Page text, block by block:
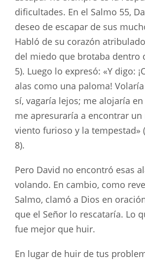
dificultades. En el Salmo 55,
deseo de escapar de sus
Habló de su corazón
del miedo que brotaba dentro
5). Luego lo expresó: «Y digo:
alas como una paloma!
sí, vagaría lejos; me alojaría
me apresuraría a encontrar un
viento furioso y la tempestad»
8).
Pero David no encontró esas
volando. En cambio, como
Salmo, clamó a Dios en
que el Señor lo rescataría. Lo
fue mejor que huir.
En lugar de huir de tus